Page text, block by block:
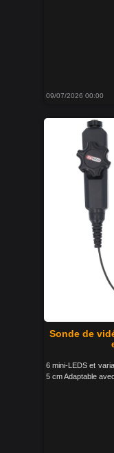
09/07/2026 00:00
Sonde de
6 mini-LEDS et
5 cm Adaptable